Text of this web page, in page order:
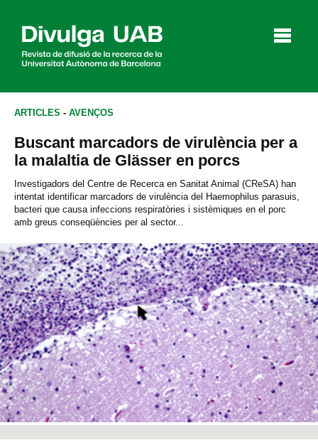
Agenda
English Español
CERCAR
ARTICLES - AVENÇOS
Buscant marcadors de virulència per a
la malaltia de Glässer en porcs
Investigadors del Centre de Recerca en Sanitat Animal (CReSA) han
intentat identificar marcadors de virulència del Haemophilus parasuis,
bacteri que causa infeccions respiratòries i sistèmiques en el porc
amb greus conseqüències per al sector...